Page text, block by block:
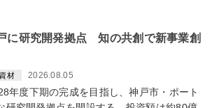
に研究開発拠点 知の共創で新事業創
材 2026.08.05
年度下期の完成を目指し、神戸市・ポート